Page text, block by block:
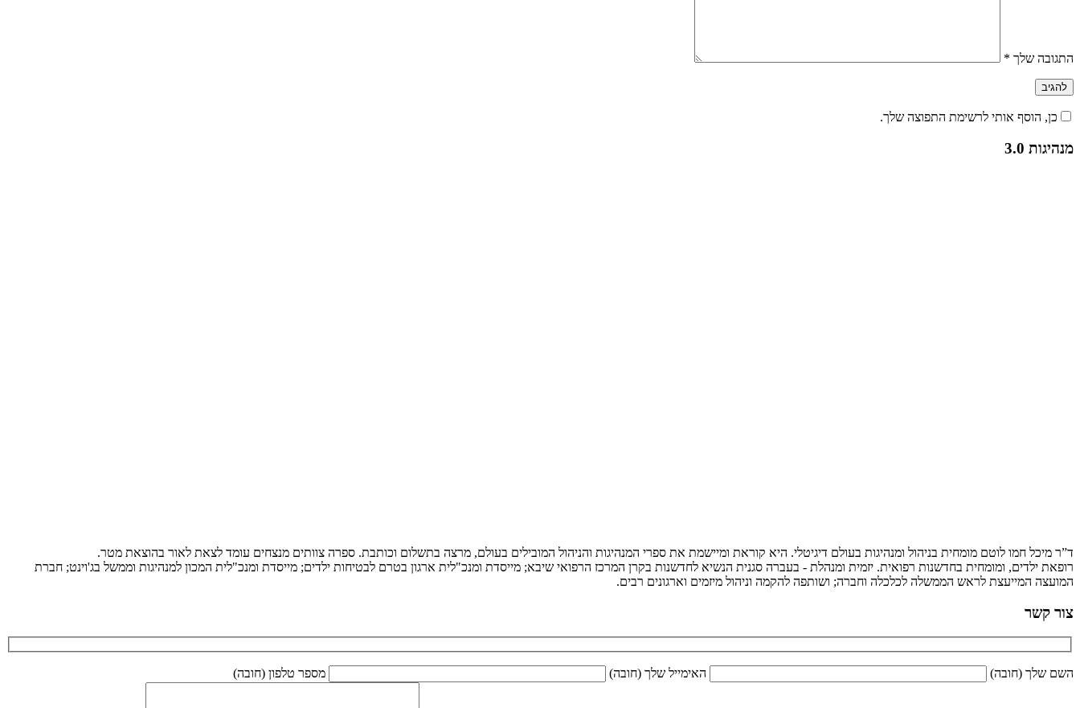
התגובה שלך *
כן, הוסף אותי לרשימת התפוצה שלך.
מנהיגות 3.0
ד”ר מיכל חמו לוטם מומחית בניהול ומנהיגות בעולם דיגיטלי. היא קוראת ומיישמת את ספרי המנהיגות והניהול המובילים בעולם, מרצה בתשלום וכותבת. ספרה צוותים מנצחים עומד לצאת לאור בהוצאת מטר.
רופאת ילדים, ומומחית בחדשנות רפואית. יזמית ומנהלת - בעברה סגנית הנשיא לחדשנות בקרן המרכז הרפואי שיבא; מייסדת ומנכ"לית ארגון בטרם לבטיחות ילדים; מייסדת ומנכ"לית המכון למנהיגות וממשל בג'וינט; חברת
המועצה המייעצת לראש הממשלה לכלכלה וחברה; ושותפה להקמה וניהול מיזמים וארגונים רבים.
צור קשר
השם שלך (חובה) האימייל שלך (חובה) מספר טלפון (חובה)